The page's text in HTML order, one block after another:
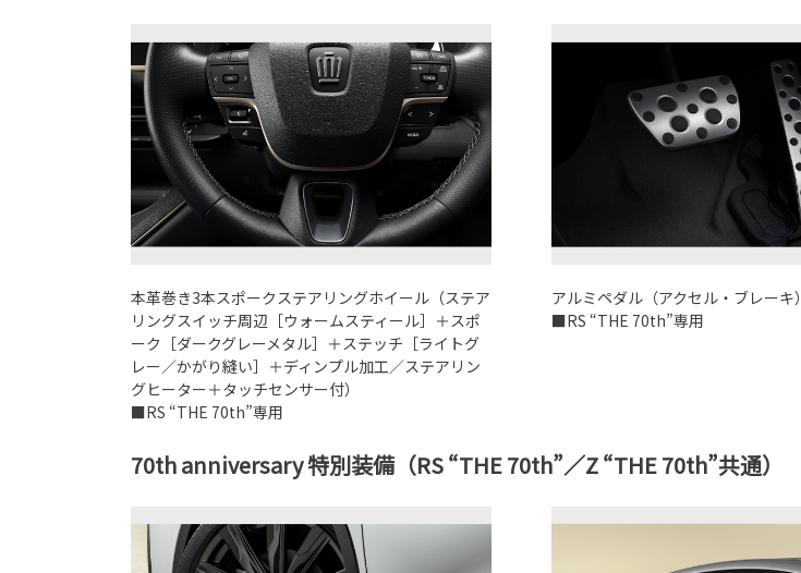
本革巻き3本スポークステアリングホイール（ステア
リングスイッチ周辺［ウォームスティール］＋スポ
ーク［ダークグレーメタル］＋ステッチ［ライトグ
レー／かがり縫い］＋ディンプル加工／ステアリン
グヒーター＋タッチセンサー付）
■RS “THE 70th”専用
アルミペダル（アクセル・ブレーキ）
■RS “THE 70th”専用
70th anniversary 特別装備（RS “THE 70th”／Z “THE 70th”共通）